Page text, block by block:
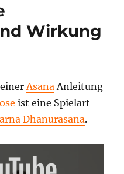
Janu
Stellung
Wirkung
Wirkung
einerAsanaAnleitung
ist eine Spielart
Dhanurasana.